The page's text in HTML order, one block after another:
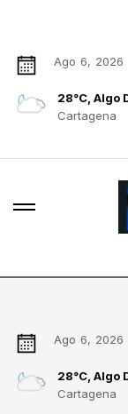
Ago 6, 2026
28°C, Algo
Cartagena
Ago 6, 2026
28°C, Algo
Cartagena